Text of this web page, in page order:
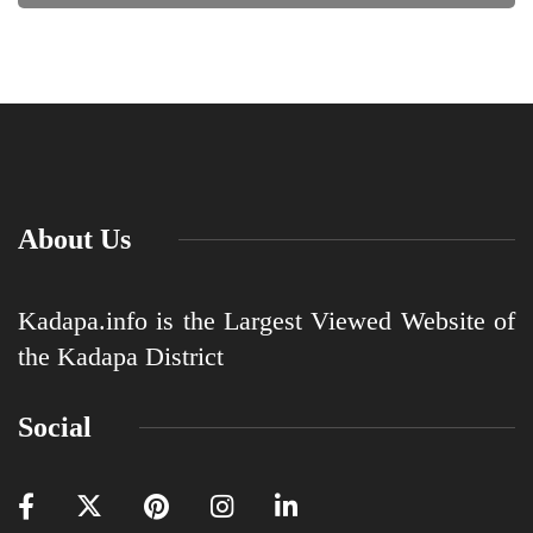
About Us
Kadapa.info is the Largest Viewed Website of
the Kadapa District
Social